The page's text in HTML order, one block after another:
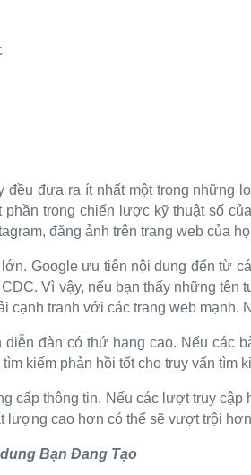
đều đưa ra ít nhất một trong những
phần trong chiến lược kỹ thuật số
đăng ảnh trên trang web của
Google ưu tiên nội dung đến từ
Vì vậy, nếu bạn thấy những tên
cạnh tranh với các trang web mạnh.
diễn đàn có thứ hạng cao. Nếu các
kiếm phản hồi tốt cho truy vấn tìm
cấp thông tin. Nếu các lượt truy
lượng cao hơn có thể sẽ vượt trội
Bạn Đang Tạo